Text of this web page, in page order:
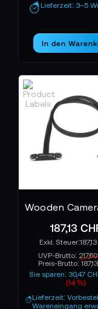
Lieferzeit: 3–5
In den
187,13
UVP-Brutto:
Preis-Brutto:
Sie sparen: 30,47
(14 %)
Lieferzeit:
Wareneingang